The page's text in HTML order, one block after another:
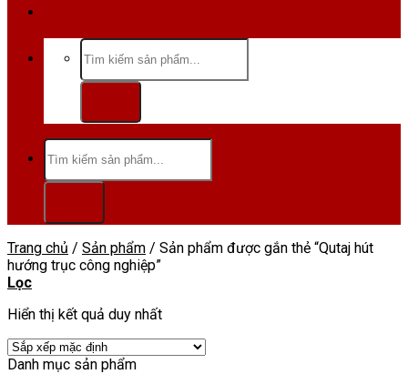
Tìm
kiếm:
Tìm
kiếm:
Trang chủ / Sản phẩm / Sản phẩm được gắn thẻ “Qutaj hút
hướng trục công nghiệp”
Lọc
Hiển thị kết quả duy nhất
Danh mục sản phẩm